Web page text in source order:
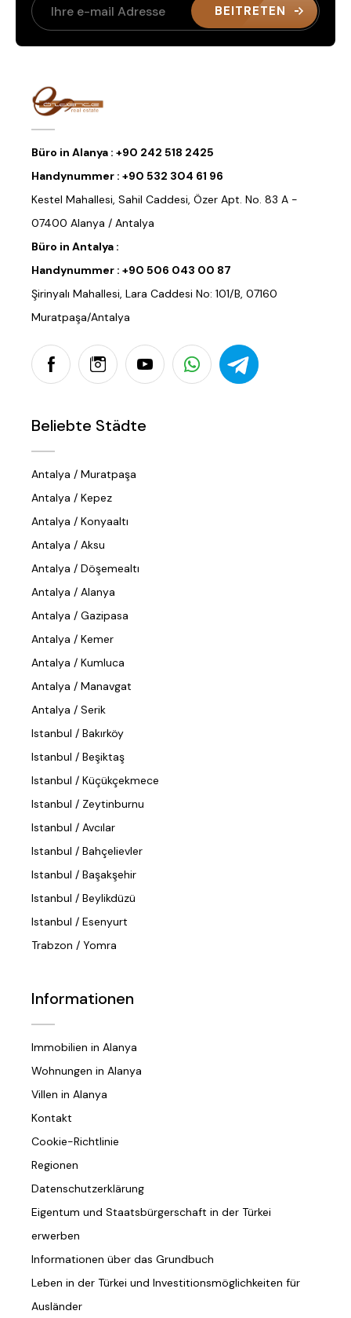
BEITRETEN
Büro in Alanya : +90 242 518 2425
Handynummer : +90 532 304 61 96
Kestel Mahallesi, Sahil Caddesi, Özer Apt. No. 83 A -
07400 Alanya / Antalya
Büro in Antalya :
Handynummer : +90 506 043 00 87
Şirinyalı Mahallesi, Lara Caddesi No: 101/B, 07160
Muratpaşa/Antalya
Beliebte Städte
Antalya / Muratpaşa
Antalya / Kepez
Antalya / Konyaaltı
Antalya / Aksu
Antalya / Döşemealtı
Antalya / Alanya
Antalya / Gazipasa
Antalya / Kemer
Antalya / Kumluca
Antalya / Manavgat
Antalya / Serik
Istanbul / Bakırköy
Istanbul / Beşiktaş
Istanbul / Küçükçekmece
Istanbul / Zeytinburnu
Istanbul / Avcılar
Istanbul / Bahçelievler
Istanbul / Başakşehir
Istanbul / Beylikdüzü
Istanbul / Esenyurt
Trabzon / Yomra
Informationen
Immobilien in Alanya
Wohnungen in Alanya
Villen in Alanya
Kontakt
Cookie-Richtlinie
Regionen
Datenschutzerklärung
Eigentum und Staatsbürgerschaft in der Türkei
erwerben
Informationen über das Grundbuch
Leben in der Türkei und Investitionsmöglichkeiten für
Ausländer